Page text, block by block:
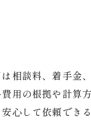
相談料、着手金
用の根拠や計算
心して依頼でき